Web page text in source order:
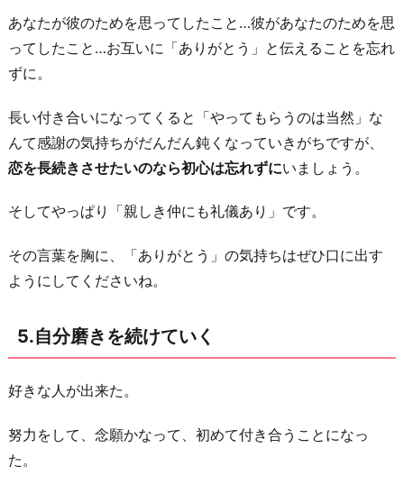
あなたが彼のためを思ってしたこと…彼があなたのためを思
ってしたこと…お互いに「ありがとう」と伝えることを忘れ
ずに。
長い付き合いになってくると「やってもらうのは当然」な
んて感謝の気持ちがだんだん鈍くなっていきがちですが、
恋を長続きさせたいのなら初心は忘れずにいましょう。
そしてやっぱり「親しき仲にも礼儀あり」です。
その言葉を胸に、「ありがとう」の気持ちはぜひ口に出す
ようにしてくださいね。
5.自分磨きを続けていく
好きな人が出来た。
努力をして、念願かなって、初めて付き合うことになっ
た。